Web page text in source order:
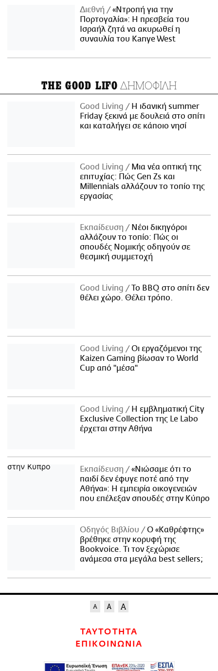
Διεθνή
«Ντροπή για την
Πορτογαλία»: Η πρεσβεία του
Ισραήλ ζητά να ακυρωθεί η
συναυλία του Kanye West
THE GOOD LIFO ΔΗΜΟΦΙΛΗ
Good Living
Η ιδανική summer
Friday ξεκινά με δουλειά στο σπίτι
και καταλήγει σε κάποιο νησί
Good Living
Μια νέα οπτική της
επιτυχίας: Πώς Gen Zs και
Millennials αλλάζουν το τοπίο της
εργασίας
Εκπαίδευση
Νέοι δικηγόροι
αλλάζουν το τοπίο: Πώς οι
σπουδές Νομικής οδηγούν σε
θεσμική συμμετοχή
Good Living
Το BBQ στο σπίτι δεν
θέλει χώρο. Θέλει τρόπο.
Good Living
Οι εργαζόμενοι της
Kaizen Gaming βίωσαν το World
Cup από "μέσα"
Good Living
Η εμβληματική City
Exclusive Collection της Le Labo
έρχεται στην Αθήνα
Εκπαίδευση
«Νιώσαμε ότι το
παιδί δεν έφυγε ποτέ από την
Αθήνα»: Η εμπειρία οικογενειών
που επέλεξαν σπουδές στην Κύπρο
Οδηγός Βιβλίου
Ο «Καθρέφτης»
βρέθηκε στην κορυφή της
Bookvoice. Τι τον ξεχώρισε
ανάμεσα στα μεγάλα best sellers;
ΤΑΥΤΟΤΗΤΑ
ΕΠΙΚΟΙΝΩΝΙΑ